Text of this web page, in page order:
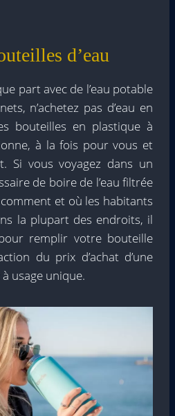
d’eau
part avec de l’eau potable
n’achetez pas d’eau en
bouteilles en plastique à
à la fois pour vous et
Si vous voyagez dans un
de boire de l’eau filtrée
et où les habitants
la plupart des endroits, il
remplir votre bouteille
du prix d’achat d’une
usage unique.